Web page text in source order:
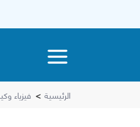
الرئيسية > فيزياء